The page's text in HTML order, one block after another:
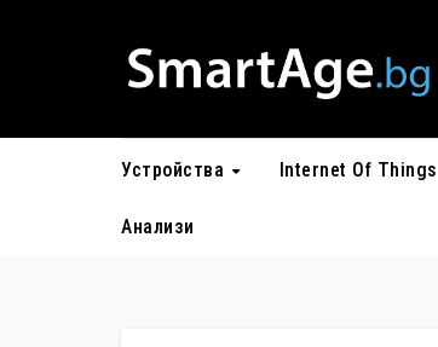
Устройства Internet Of Things
Анализи